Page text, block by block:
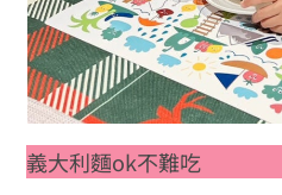
義大利麵ok不難吃